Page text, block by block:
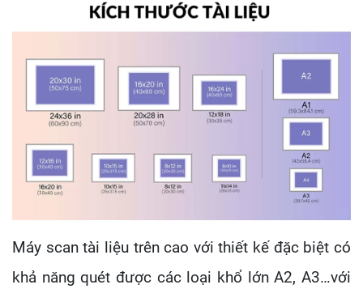
Máy scan tài liệu trên cao với thiết kế đặc biệt có
khả năng quét được các loại khổ lớn A2, A3…với